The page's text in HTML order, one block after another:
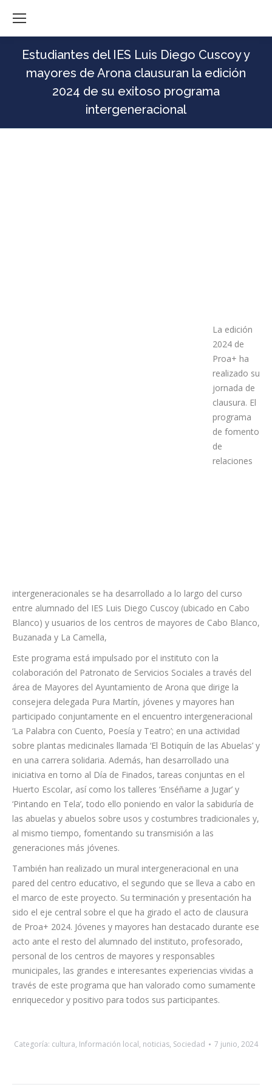
Estudiantes del IES Luis Diego Cuscoy y
mayores de Arona clausuran la edición
2024 de su exitoso programa
intergeneracional
La edición
2024 de
Proa+ ha
realizado su
jornada de
clausura. El
programa
de fomento
de
relaciones
intergeneracionales se ha desarrollado a lo largo del curso
entre alumnado del IES Luis Diego Cuscoy (ubicado en Cabo
Blanco) y usuarios de los centros de mayores de Cabo Blanco,
Buzanada y La Camella,
Este programa está impulsado por el instituto con la
colaboración del Patronato de Servicios Sociales a través del
área de Mayores del Ayuntamiento de Arona que dirige la
consejera delegada Pura Martín, jóvenes y mayores han
participado conjuntamente en el encuentro intergeneracional
‘La Palabra con Cuento, Poesía y Teatro’; en una actividad
sobre plantas medicinales llamada ‘El Botiquín de las Abuelas’ y
en una carrera solidaria. Además, han desarrollado una
iniciativa en torno al Día de Finados, tareas conjuntas en el
Huerto Escolar, así como los talleres ‘Enséñame a Jugar’ y
‘Pintando en Tela’, todo ello poniendo en valor la sabiduría de
las abuelas y abuelos sobre usos y costumbres tradicionales y,
al mismo tiempo, fomentando su transmisión a las
generaciones más jóvenes.
También han realizado un mural intergeneracional en una
pared del centro educativo, el segundo que se lleva a cabo en
el marco de este proyecto. Su terminación y presentación ha
sido el eje central sobre el que ha girado el acto de clausura
de Proa+ 2024. Jóvenes y mayores han destacado durante ese
acto ante el resto del alumnado del instituto, profesorado,
personal de los centros de mayores y responsables
municipales, las grandes e interesantes experiencias vividas a
través de este programa que han valorado como sumamente
enriquecedor y positivo para todos sus participantes.
Categoría: cultura, Información local, noticias, Sociedad 7 junio, 2024